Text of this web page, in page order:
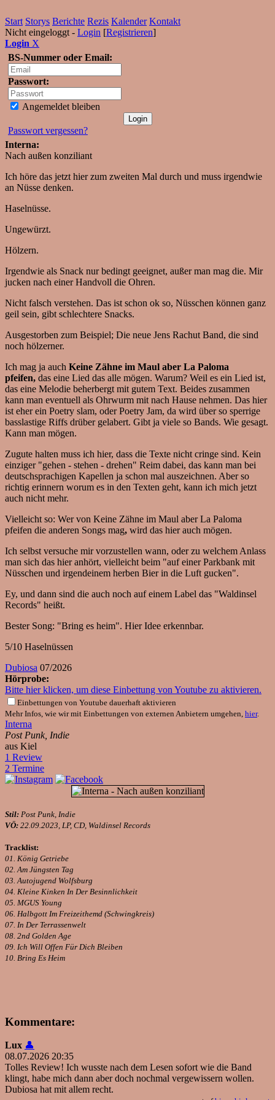
Start Storys Berichte Rezis Kalender Kontakt
Nicht eingeloggt - Login [Registrieren]
Login X
BS-Nummer oder Email:
Passwort:
Angemeldet bleiben
Passwort vergessen?
Interna:
Nach außen konziliant
Ich höre das jetzt hier zum zweiten Mal durch und muss irgendwie
an Nüsse denken.
Haselnüsse.
Ungewürzt.
Hölzern.
Irgendwie als Snack nur bedingt geeignet, außer man mag die. Mir
jucken nach einer Handvoll die Ohren.
Nicht falsch verstehen. Das ist schon ok so, Nüsschen können ganz
geil sein, gibt schlechtere Snacks.
Ausgestorben zum Beispiel; Die neue Jens Rachut Band, die sind
noch hölzerner.
Ich mag ja auch Keine Zähne im Maul aber La Paloma
pfeifen, das eine Lied das alle mögen. Warum? Weil es ein Lied ist,
das eine Melodie beherbergt mit gutem Text. Beides zusammen
kann man eventuell als Ohrwurm mit nach Hause nehmen. Das hier
ist eher ein Poetry slam, oder Poetry Jam, da wird über so sperrige
basslastige Riffs drüber gelabert. Gibt ja viele so Bands. Wie gesagt.
Kann man mögen.
Zugute halten muss ich hier, dass die Texte nicht cringe sind. Kein
einziger "gehen - stehen - drehen" Reim dabei, das kann man bei
deutschsprachigen Kapellen ja schon mal auszeichnen. Aber so
richtig erinnern worum es in den Texten geht, kann ich mich jetzt
auch nicht mehr.
Vielleicht so: Wer von Keine Zähne im Maul aber La Paloma
pfeifen die anderen Songs mag, wird das hier auch mögen.
Ich selbst versuche mir vorzustellen wann, oder zu welchem Anlass
man sich das hier anhört, vielleicht beim "auf einer Parkbank mit
Nüsschen und irgendeinem herben Bier in die Luft gucken".
Ey, und dann sind die auch noch auf einem Label das "Waldinsel
Records" heißt.
Bester Song: "Bring es heim". Hier Idee erkennbar.
5/10 Haselnüssen
Dubiosa 07/2026
Hörprobe:
Bitte hier klicken, um diese Einbettung von Youtube zu aktivieren.
Einbettungen von Youtube dauerhaft aktivieren
Mehr Infos, wie wir mit Einbettungen von externen Anbietern umgehen, hier.
Interna
Post Punk, Indie
aus Kiel
1 Review
2 Termine
Stil: Post Punk, Indie
VÖ: 22.09.2023, LP, CD, Waldinsel Records
Tracklist:
01. König Getriebe
02. Am Jüngsten Tag
03. Autojugend Wolfsburg
04. Kleine Kinken In Der Besinnlichkeit
05. MGUS Young
06. Halbgott Im Freizeithemd (Schwingkreis)
07. In Der Terrassenwelt
08. 2nd Golden Age
09. Ich Will Offen Für Dich Bleiben
10. Bring Es Heim
Kommentare:
Lux 👤
08.07.2026 20:35
Tolles Review! Ich wusste nach dem Lesen sofort wie die Band
klingt, habe mich dann aber doch nochmal vergewissern wollen.
Dubiosa hat mit allem recht.